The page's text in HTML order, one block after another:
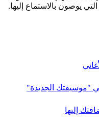
التي يوصون بالاستماع إليها.
"موسيقتك الجديدة"
إليها